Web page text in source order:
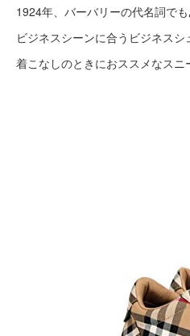
1924年、バーバリーの代名詞で
ビジネスシーンに合うビジネス
着こなしのときにおススメなス